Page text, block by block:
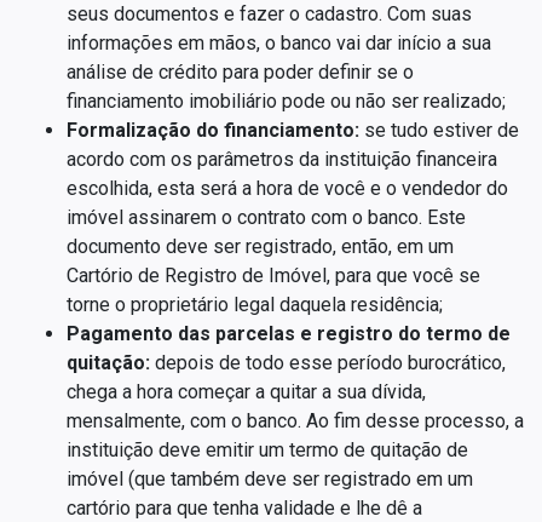
seus documentos e fazer o cadastro. Com suas
informações em mãos, o banco vai dar início a sua
análise de crédito para poder definir se o
financiamento imobiliário pode ou não ser realizado;
Formalização do financiamento: se tudo estiver de
acordo com os parâmetros da instituição financeira
escolhida, esta será a hora de você e o vendedor do
imóvel assinarem o contrato com o banco. Este
documento deve ser registrado, então, em um
Cartório de Registro de Imóvel, para que você se
torne o proprietário legal daquela residência;
Pagamento das parcelas e registro do termo de
quitação: depois de todo esse período burocrático,
chega a hora começar a quitar a sua dívida,
mensalmente, com o banco. Ao fim desse processo, a
instituição deve emitir um termo de quitação de
imóvel (que também deve ser registrado em um
cartório para que tenha validade e lhe dê a